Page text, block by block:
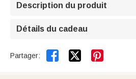
Description du produit
Détails du cadeau
Partager:  